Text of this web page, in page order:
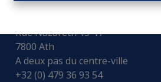
Kantoor Ath
Rue Nazareth 15-17
7800 Ath
A deux pas du centre-ville
+32 (0) 479 36 93 54